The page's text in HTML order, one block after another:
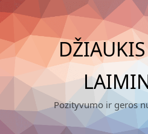
Skip
to
content
Pozityvumo ir geros